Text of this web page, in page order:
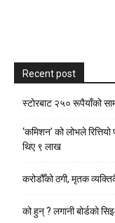
Recent post
स्टाेरबाट २५० रूपैयाँको
‘कमिशन’ को लोभले
थिए ९ लाख
करोडौँको ठगी, मृतक
को हुन् ? लगानी बोर्डको